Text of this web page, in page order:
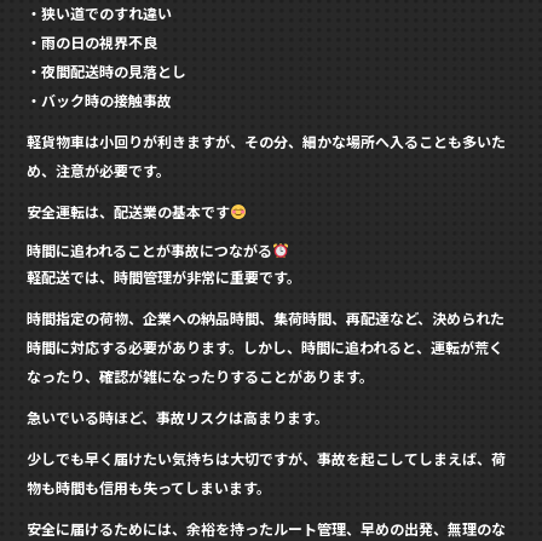
・狭い道でのすれ違い
・雨の日の視界不良
・夜間配送時の見落とし
・バック時の接触事故
軽貨物車は小回りが利きますが、その分、細かな場所へ入ることも多いた
め、注意が必要です。
安全運転は、配送業の基本です
時間に追われることが事故につながる
軽配送では、時間管理が非常に重要です。
時間指定の荷物、企業への納品時間、集荷時間、再配達など、決められた
時間に対応する必要があります。しかし、時間に追われると、運転が荒く
なったり、確認が雑になったりすることがあります。
急いでいる時ほど、事故リスクは高まります。
少しでも早く届けたい気持ちは大切ですが、事故を起こしてしまえば、荷
物も時間も信用も失ってしまいます。
安全に届けるためには、余裕を持ったルート管理、早めの出発、無理のな